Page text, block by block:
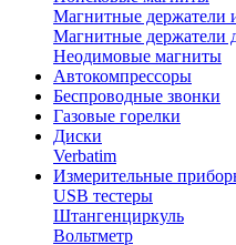
Магнитные держатели
Магнитные держатели
Неодимовые магниты
Автокомпрессоры
Беспроводные звонки
Газовые горелки
Диски
Verbatim
Измерительные
USB тестеры
Штангенциркуль
Вольтметр